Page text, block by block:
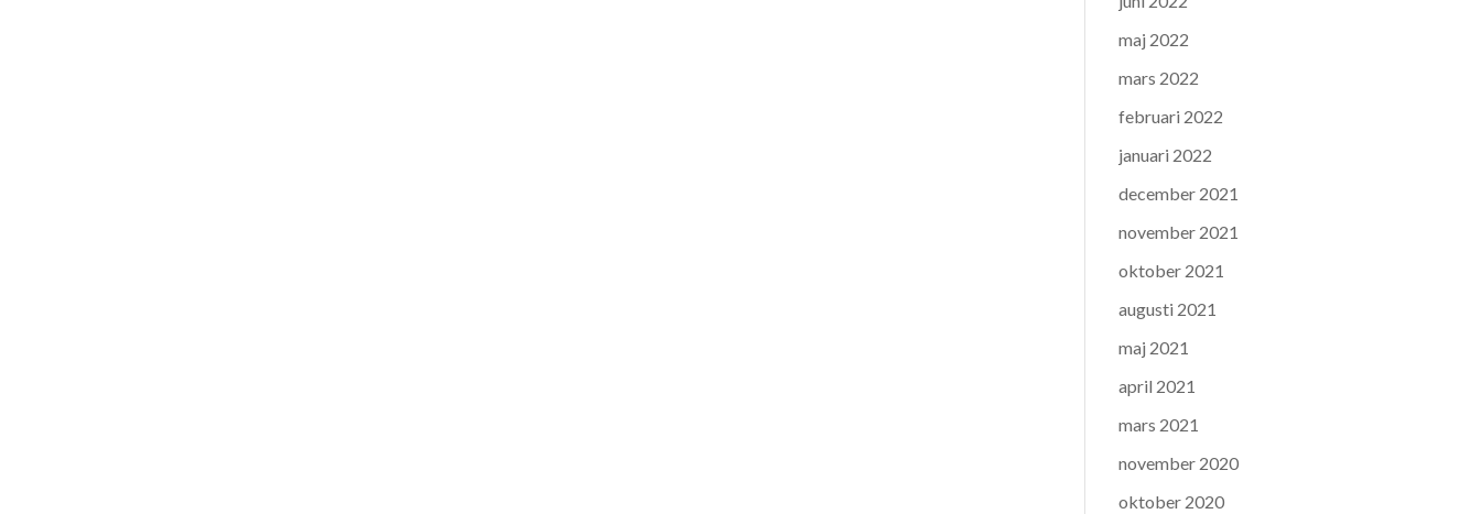
maj 2022
mars 2022
februari 2022
januari 2022
december 2021
november 2021
oktober 2021
augusti 2021
maj 2021
april 2021
mars 2021
november 2020
oktober 2020